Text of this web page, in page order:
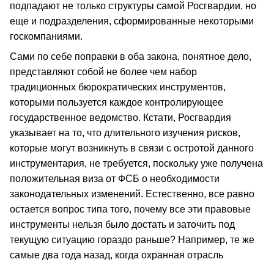
подпадают не только структуры самой Росгвардии, но
еще и подразделения, сформированные некоторыми
госкомпаниями.
Сами по себе поправки в оба закона, понятное дело,
представляют собой не более чем набор
традиционных бюрократических инструментов,
которыми пользуется каждое контролирующее
государственное ведомство. Кстати, Росгвардия
указывает на то, что длительного изучения рисков,
которые могут возникнуть в связи с остротой данного
инструментария, не требуется, поскольку уже получена
положительная виза от ФСБ о необходимости
законодательных изменений. Естественно, все равно
остается вопрос типа того, почему все эти правовые
инструменты нельзя было достать и заточить под
текущую ситуацию гораздо раньше? Например, те же
самые два года назад, когда охранная отрасль